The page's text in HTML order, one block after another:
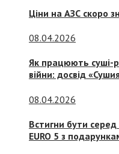
Ціни на АЗС скоро
08.04.2026
Як працюють суші-
війни: досвід
08.04.2026
Встигни бути
EURO 5 з